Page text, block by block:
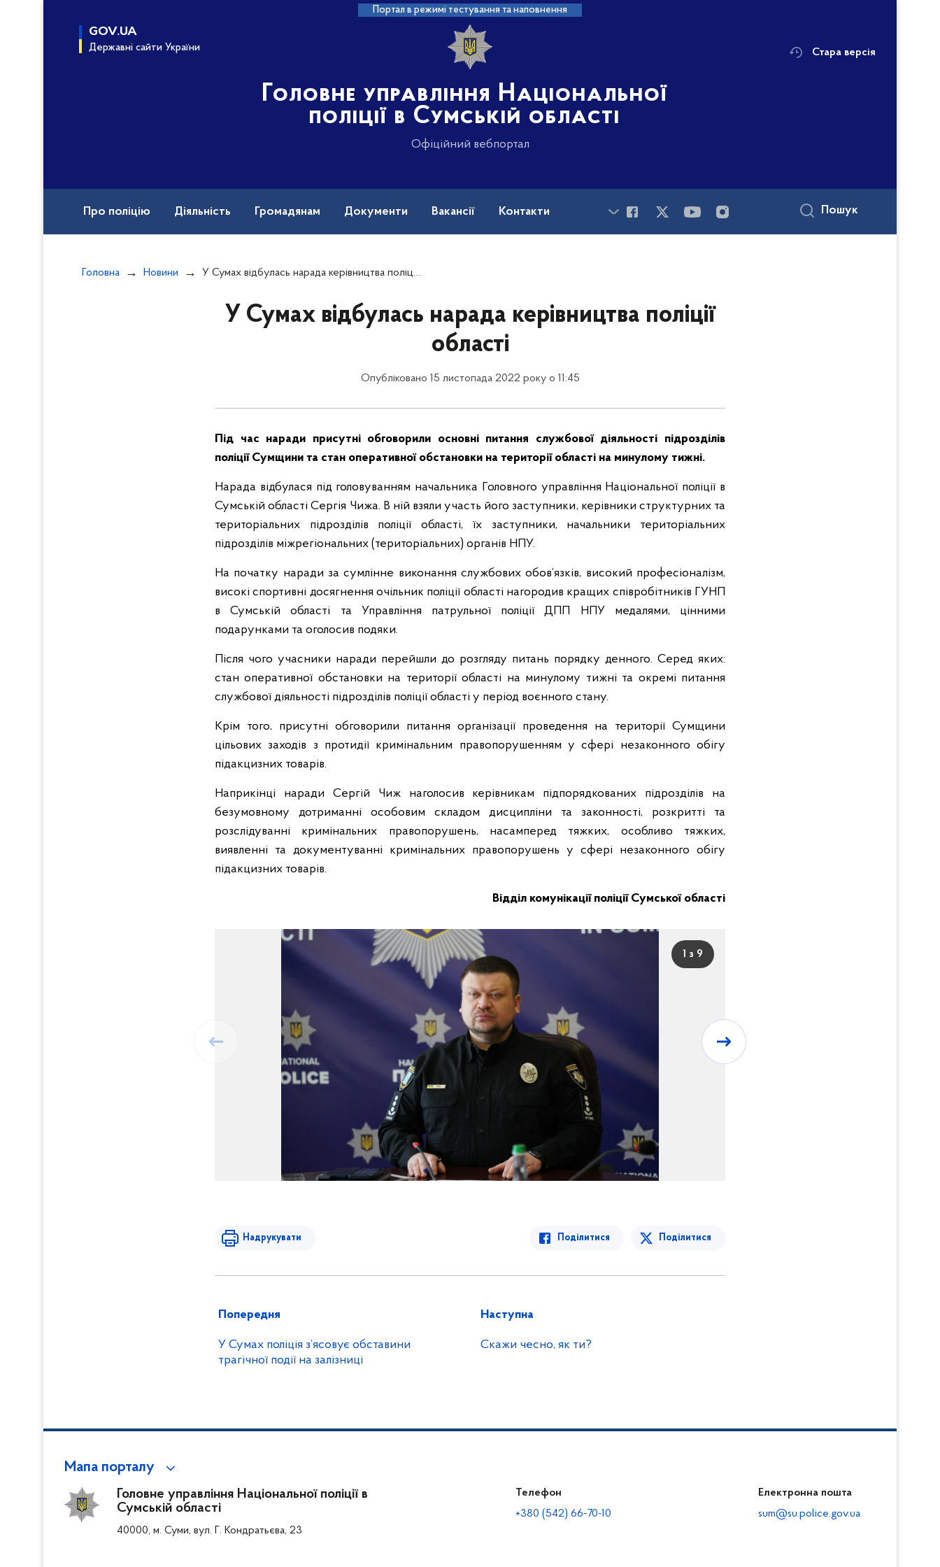
Портал в режимі тестування та наповнення
GOV.UA
Державні сайти України
Головне управління Національної
поліції в Сумській області
Офіційний вебпортал
Стара версія
Про поліцію Діяльність Громадянам Документи Вакансії Контакти Пошук
Головна Новини У Сумах відбулась нарада керівництва поліції області
У Сумах відбулась нарада керівництва поліції
області
Опубліковано 15 листопада 2022 року о 11:45
Під час наради присутні обговорили основні питання службової діяльності підрозділів
поліції Сумщини та стан оперативної обстановки на території області на минулому тижні.
Нарада відбулася під головуванням начальника Головного управління Національної поліції в
Сумській області Сергія Чижа. В ній взяли участь його заступники, керівники структурних та
територіальних підрозділів поліції області, їх заступники, начальники територіальних
підрозділів міжрегіональних (територіальних) органів НПУ.
На початку наради за сумлінне виконання службових обов’язків, високий професіоналізм,
високі спортивні досягнення очільник поліції області нагородив кращих співробітників ГУНП
в Сумській області та Управління патрульної поліції ДПП НПУ медалями, цінними
подарунками та оголосив подяки.
Після чого учасники наради перейшли до розгляду питань порядку денного. Серед яких:
стан оперативної обстановки на території області на минулому тижні та окремі питання
службової діяльності підрозділів поліції області у період воєнного стану.
Крім того, присутні обговорили питання організації проведення на території Сумщини
цільових заходів з протидії кримінальним правопорушенням у сфері незаконного обігу
підакцизних товарів.
Наприкінці наради Сергій Чиж наголосив керівникам підпорядкованих підрозділів на
безумовному дотриманні особовим складом дисципліни та законності, розкритті та
розслідуванні кримінальних правопорушень, насамперед тяжких, особливо тяжких,
виявленні та документуванні кримінальних правопорушень у сфері незаконного обігу
підакцизних товарів.
Відділ комунікації поліції Сумської області
1 з 9
Надрукувати Поділитися Поділитися
Попередня
У Сумах поліція з’ясовує обставини
трагічної події на залізниці
Наступна
Скажи чесно, як ти?
Мапа порталу
Головне управління Національної поліції в
Сумській області
40000, м. Суми, вул. Г. Кондратьєва, 23
Телефон
+380 (542) 66-70-10
Електронна пошта
sum@su.police.gov.ua